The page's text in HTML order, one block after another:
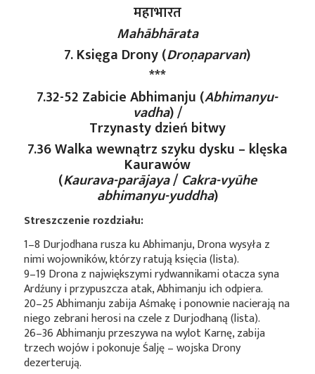
महाभारत
Mahābhārata
7. Księga Drony (Droṇaparvan)
***
7.32-52 Zabicie Abhimanju (Abhimanyu-
vadha) /
Trzynasty dzień bitwy
7.36 Walka wewnątrz szyku dysku – klęska
Kaurawów
(Kaurava-parājaya/Cakra-vyūhe
abhimanyu-yuddha)
Streszczenie rozdziału:
1–8 Durjodhana rusza ku Abhimanju, Drona wysyła z
nimi wojowników, którzy ratują księcia (lista).
9–19 Drona z największymi rydwannikami otacza syna
Ardźuny i przypuszcza atak, Abhimanju ich odpiera.
20–25 Abhimanju zabija Aśmakę i ponownie nacierają na
niego zebrani herosi na czele z Durjodhaną (lista).
26–36 Abhimanju przeszywa na wylot Karnę, zabija
trzech wojów i pokonuje Śalję – wojska Drony
dezerterują.